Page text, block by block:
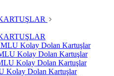
Kolay Dolan Kartuşlar
Kolay Dolan Kartuşlar
Kolay Dolan Kartuşlar
Kolay Dolan Kartuşlar